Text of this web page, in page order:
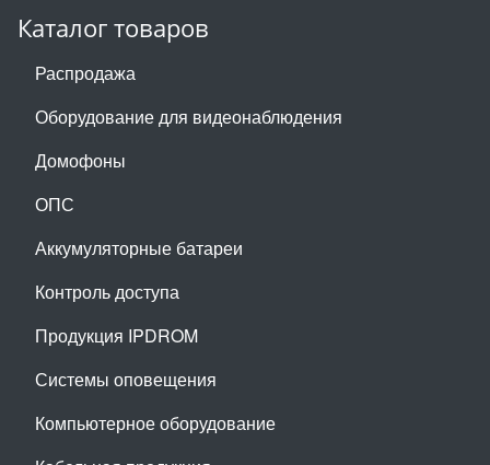
Каталог товаров
Распродажа
Оборудование для видеонаблюдения
Домофоны
ОПС
Аккумуляторные батареи
Контроль доступа
Продукция IPDROM
Системы оповещения
Компьютерное оборудование